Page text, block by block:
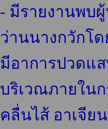
- มีรายงานพบ
ว่านนางกวักโ
มีอาการปวดแ
บริเวณภายใน
คลื่นไส้ อาเจีย